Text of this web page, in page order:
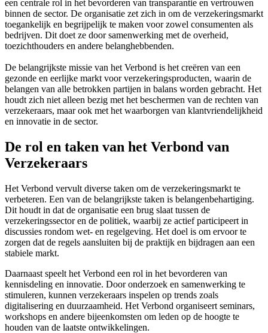
een centrale rol in het bevorderen van transparantie en vertrouwen
binnen de sector. De organisatie zet zich in om de verzekeringsmarkt
toegankelijk en begrijpelijk te maken voor zowel consumenten als
bedrijven. Dit doet ze door samenwerking met de overheid,
toezichthouders en andere belanghebbenden.
De belangrijkste missie van het Verbond is het creëren van een
gezonde en eerlijke markt voor verzekeringsproducten, waarin de
belangen van alle betrokken partijen in balans worden gebracht. Het
houdt zich niet alleen bezig met het beschermen van de rechten van
verzekeraars, maar ook met het waarborgen van klantvriendelijkheid
en innovatie in de sector.
De rol en taken van het Verbond van
Verzekeraars
Het Verbond vervult diverse taken om de verzekeringsmarkt te
verbeteren. Een van de belangrijkste taken is belangenbehartiging.
Dit houdt in dat de organisatie een brug slaat tussen de
verzekeringssector en de politiek, waarbij ze actief participeert in
discussies rondom wet- en regelgeving. Het doel is om ervoor te
zorgen dat de regels aansluiten bij de praktijk en bijdragen aan een
stabiele markt.
Daarnaast speelt het Verbond een rol in het bevorderen van
kennisdeling en innovatie. Door onderzoek en samenwerking te
stimuleren, kunnen verzekeraars inspelen op trends zoals
digitalisering en duurzaamheid. Het Verbond organiseert seminars,
workshops en andere bijeenkomsten om leden op de hoogte te
houden van de laatste ontwikkelingen.